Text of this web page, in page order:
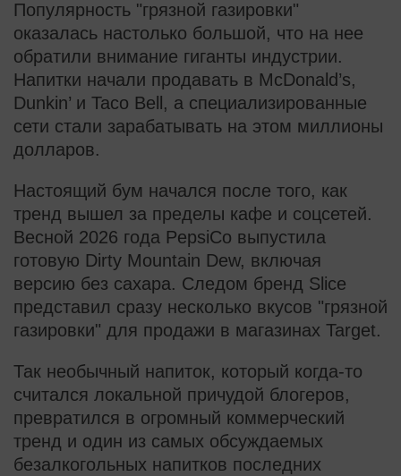
Популярность "грязной газировки"
оказалась настолько большой, что на нее
обратили внимание гиганты индустрии.
Напитки начали продавать в McDonald’s,
Dunkin’ и Taco Bell, а специализированные
сети стали зарабатывать на этом миллионы
долларов.
Настоящий бум начался после того, как
тренд вышел за пределы кафе и соцсетей.
Весной 2026 года PepsiCo выпустила
готовую Dirty Mountain Dew, включая
версию без сахара. Следом бренд Slice
представил сразу несколько вкусов "грязной
газировки" для продажи в магазинах Target.
Так необычный напиток, который когда-то
считался локальной причудой блогеров,
превратился в огромный коммерческий
тренд и один из самых обсуждаемых
безалкогольных напитков последних